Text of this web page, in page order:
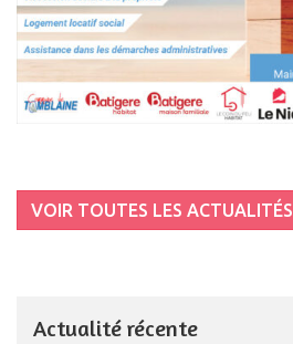
VOIR TOUTES LES ACTUALITÉS
Actualité récente